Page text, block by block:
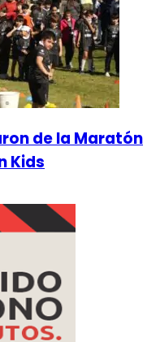
de la Maratón
Kids